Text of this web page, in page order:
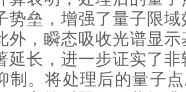
势垒，增强了量子限
外，瞬态吸收光谱显
延长，进一步证实了
制。将处理后的量子